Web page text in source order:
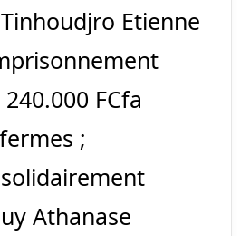
Etienne
FCfa
;
Athanase